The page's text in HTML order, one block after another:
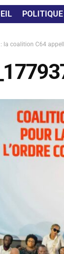
POLITIQUE
: la coalition C64